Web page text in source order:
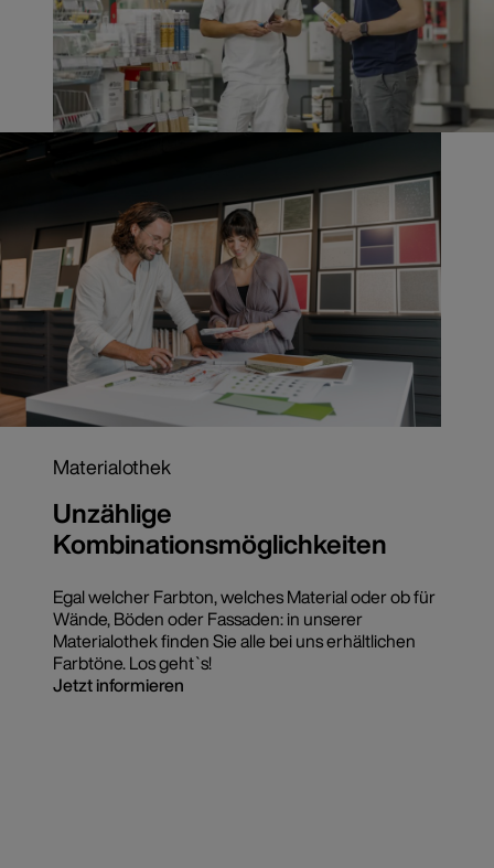
Materialothek
Unzählige
Kombinationsmöglichkeiten
Egal welcher Farbton, welches Material oder ob für
Wände, Böden oder Fassaden: in unserer
Materialothek finden Sie alle bei uns erhältlichen
Farbtöne. Los geht`s!
Jetzt informieren